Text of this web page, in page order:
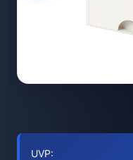
UVP: